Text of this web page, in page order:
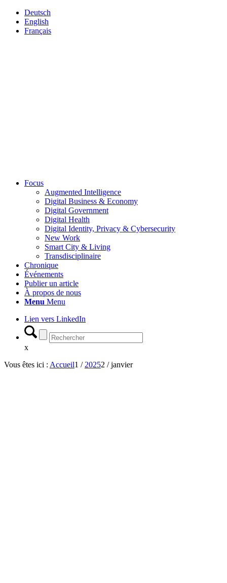
Deutsch
English
Français
Focus
Augmented Intelligence
Digital Business & Economy
Digital Government
Digital Health
Digital Identity, Privacy & Cybersecurity
New Work
Smart City & Living
Transdisciplinaire
Chronique
Événements
Publier un article
À propos de nous
Menu Menu
Lien vers LinkedIn
x
Vous êtes ici : Accueil1 / 20252 / janvier